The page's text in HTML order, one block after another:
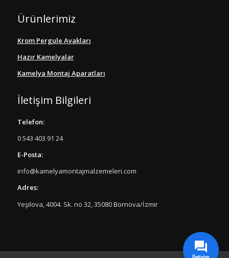
Ürünlerimiz
Krom Pergule Ayakları
Hazır Kamelyalar
Kamelya Montaj Aparatları
İletişim Bilgileri
Telefon:
0 543 403 91 24
E-Posta:
info@kamelyamontajmalzemeleri.com
Adres:
Yeşilova, 4004. Sk. no 32, 35080 Bornova/İzmir
İletişim